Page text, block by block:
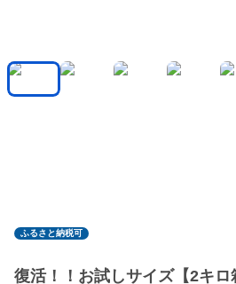
ふるさと納税可
復活！！お試しサイズ【2キロ